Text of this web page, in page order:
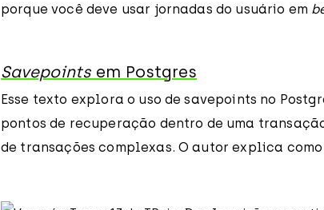
porque você deve usar jornadas do usuário em
Savepoints em Postgres
Esse texto explora o uso de savepoints no
pontos de recuperação dentro de uma
de transações complexas. O autor explica